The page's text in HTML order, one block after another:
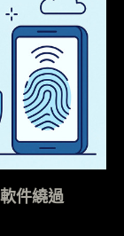
件繞過